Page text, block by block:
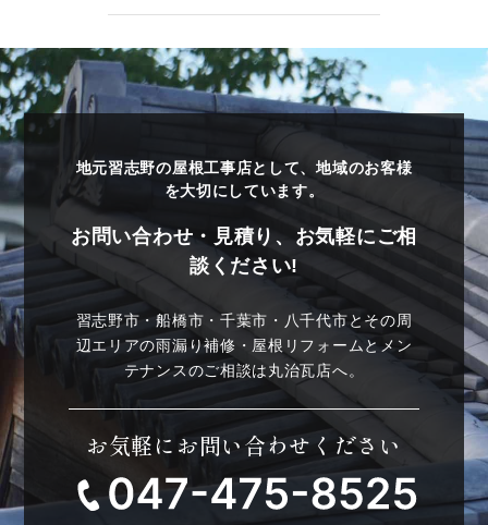
地元習志野の屋根工事店として、地域のお客様
を大切にしています。
お問い合わせ・見積り、お気軽にご相
談ください!
習志野市・船橋市・千葉市・八千代市とその周
辺エリアの雨漏り補修・屋根リフォームとメン
テナンスのご相談は丸治瓦店へ。
お気軽にお問い合わせください